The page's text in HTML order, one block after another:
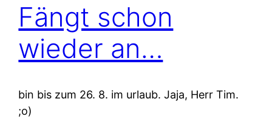
Fängt schon
wieder an…
bin bis zum 26. 8. im urlaub. Jaja, Herr Tim.
;o)